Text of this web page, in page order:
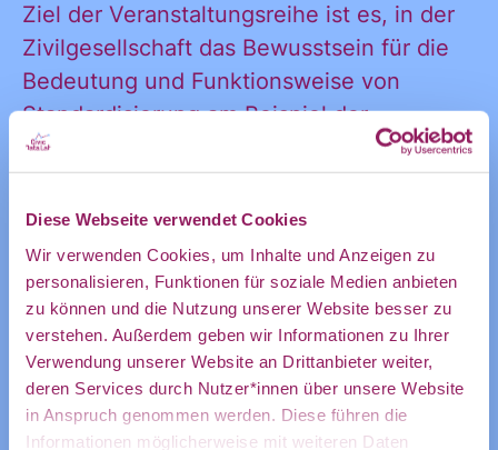
Diese Webseite verwendet Cookies
Wir verwenden Cookies, um Inhalte und Anzeigen zu
personalisieren, Funktionen für soziale Medien anbieten
zu können und die Nutzung unserer Website besser zu
verstehen. Außerdem geben wir Informationen zu Ihrer
Verwendung unserer Website an Drittanbieter weiter,
deren Services durch Nutzer*innen über unsere Website
in Anspruch genommen werden. Diese führen die
Informationen möglicherweise mit weiteren Daten
Ziel der Veranstaltungsreihe ist es, in der
Zivilgesellschaft das Bewusstsein für die
Bedeutung und Funktionsweise von
Standardisierung am Beispiel der
besonders relevanten KI-Standards zu
stärken und ihr so die Möglichkeit zu
geben, sich stärker in die Prozesse
einzubringen. Im Rahmen von fünf
Veranstaltungen zur KI-Standardisierung
bei CEN/CENELEC, dem europäischen
gemeinsamen technischen Komitee JTC21
Artificial Intelligence und bei den
europäischen und nationalen
des CDL
direkt in
mein